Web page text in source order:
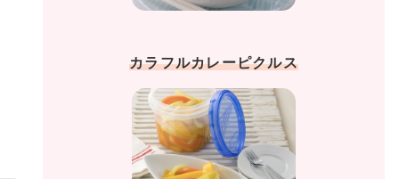
カラフルカレーピクルス